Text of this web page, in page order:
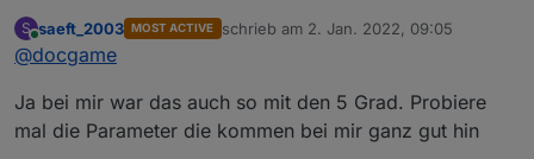
wenig an. Das ist im Moment aber nebensächlich.
ioBroker Datenpunkte zuweisen kann z.B. mit
Shelly2.5 betriebene Rollos)
S
Online
saeft_2003 MOST ACTIVE schrieb am 2. Jan. 2022, 09:05
zuletzt editiert von
@docgame
Ja bei mir war das auch so mit den 5 Grad. Probiere
mal die Parameter die kommen bei mir ganz gut hin